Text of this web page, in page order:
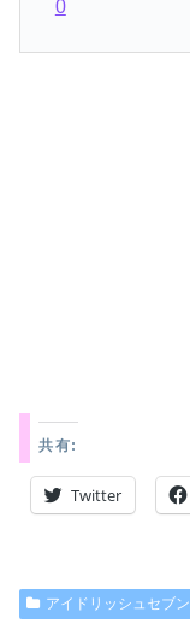
0
共有:
Twitter
アイドリッシュセブン